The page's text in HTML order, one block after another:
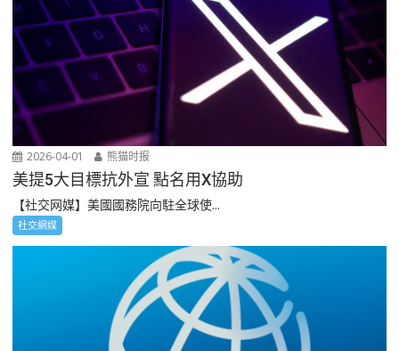
2026-04-01 熊猫时报
美提5大目標抗外宣 點名用X協助
【社交网媒】美國國務院向駐全球使...
社交網媒